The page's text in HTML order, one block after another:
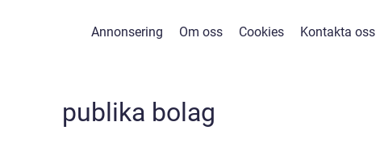
Annonsering Om oss Cookies Kontakta oss
publika bolag